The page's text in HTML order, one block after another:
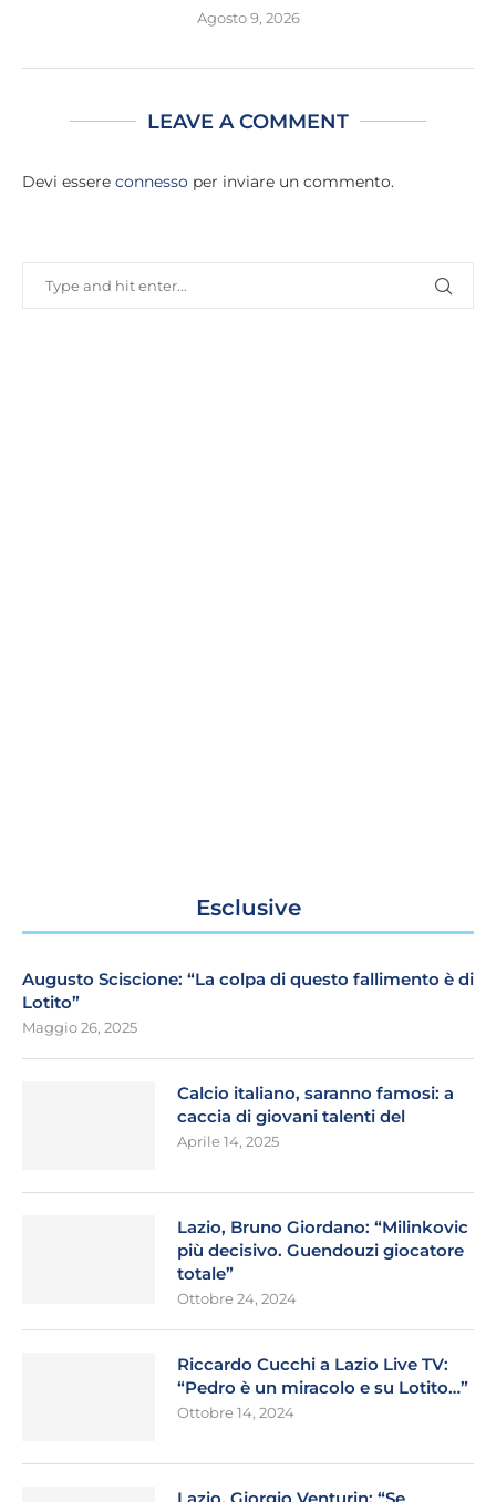
Agosto 9, 2026
LEAVE A COMMENT
Devi essere connesso per inviare un commento.
Esclusive
Augusto Sciscione: “La colpa di questo fallimento è di
Lotito”
Maggio 26, 2025
Calcio italiano, saranno famosi: a
caccia di giovani talenti del
Aprile 14, 2025
Lazio, Bruno Giordano: “Milinkovic
più decisivo. Guendouzi giocatore
totale”
Ottobre 24, 2024
Riccardo Cucchi a Lazio Live TV:
“Pedro è un miracolo e su Lotito…”
Ottobre 14, 2024